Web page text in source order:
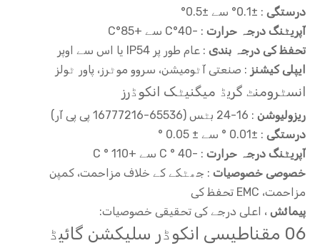
درستگی : ±0.1° سے ±0.5°
آپریٹنگ درجہ حرارت : -40°C سے +85°C
تحفظ کی درجہ بندی : عام طور پر IP54 یا اس سے اوپر
ایپلی کیشنز : صنعتی آٹومیشن، سروو موٹرز، پاور ٹولز
انسٹرومنٹ گریڈ میگنیٹک انکوڈرز
ریزولیوشن : 16-24 بٹس (65536-16777216 پی پی آر)
درستگی : ±0.01 ° سے ± 0.05 °
آپریٹنگ درجہ حرارت : -40 ° C سے +110 ° C
خصوصی خصوصیات : جھٹکے کے خلاف مزاحمت، کمپن
مزاحمت، EMC تحفظ کی
پیمائش ، اعلی درجے کی تحقیقی خصوصیات:
06 مقناطیسی انکوڈر سلیکشن گائیڈ